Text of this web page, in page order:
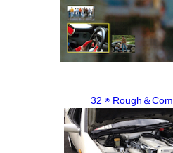
32 ◉ Rough＆